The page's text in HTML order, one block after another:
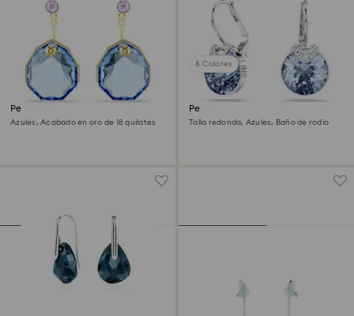
Pendientes ear jacket Gema
Azules, Acabado en oro de 18 quilates
8 Colores
Pendientes Bella V
Talla redonda, Azules, Baño de rodio